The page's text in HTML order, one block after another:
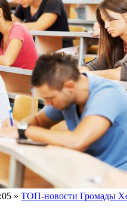
» ТОП-новости Громады